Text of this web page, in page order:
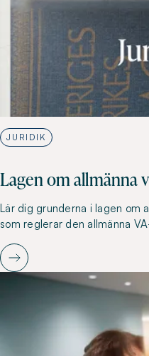
JURIDIK
Lagen om allmänna
Lär dig grunderna i lagen om
som reglerar den allmänna